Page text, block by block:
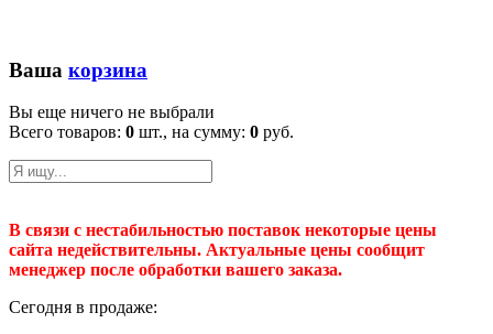
Ваша корзина
Вы еще ничего не выбрали
Всего товаров: 0 шт., на сумму: 0 руб.
В связи с нестабильностью поставок некоторые цены
сайта недействительны. Актуальные цены сообщит
менеджер после обработки вашего заказа.
Сегодня в продаже: